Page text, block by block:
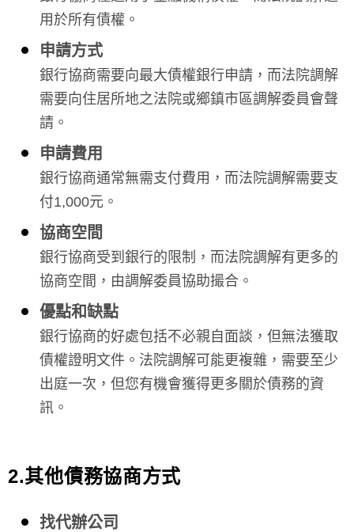
用於所有債權。
申請方式
銀行協商需要向最大債權銀行申請，而法院調解
需要向住居所地之法院或鄉鎮市區調解委員會聲
請。
申請費用
銀行協商通常無需支付費用，而法院調解需要支
付1,000元。
協商空間
銀行協商受到銀行的限制，而法院調解有更多的
協商空間，由調解委員協助撮合。
優點和缺點
銀行協商的好處包括不必親自面談，但無法獲取
債權證明文件。法院調解可能更複雜，需要至少
出庭一次，但您有機會獲得更多關於債務的資
訊。
2.其他債務協商方式
找代辦公司